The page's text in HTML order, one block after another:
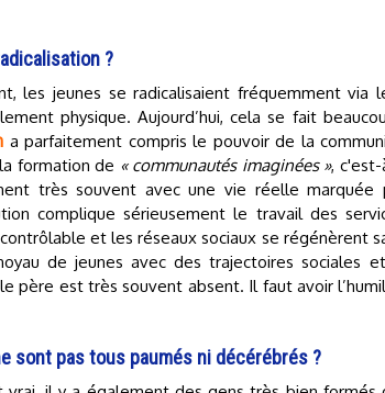
?
les jeunes se radicalisaient fréquemment via
physique. Aujourd’hui, cela se fait
a parfaitement compris le pouvoir de la
formation de « communautés imaginées »,
très souvent avec une vie réelle marquée
complique sérieusement le travail des
et les réseaux sociaux se régénèrent
de jeunes avec des trajectoires sociales
père est très souvent absent. Il faut avoir
sont pas tous paumés ni décérébrés ?